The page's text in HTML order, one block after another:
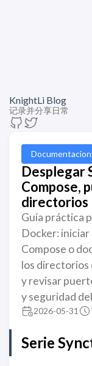
KnightLi Blog
记录并分享日常
Desplegar
Compose,
directorios
Guía práctica
Docker:
Compose o
los directorios
y revisar
y seguridad
2026-05-31
Serie